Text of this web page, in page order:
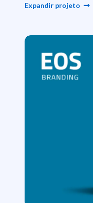
Expandir projeto